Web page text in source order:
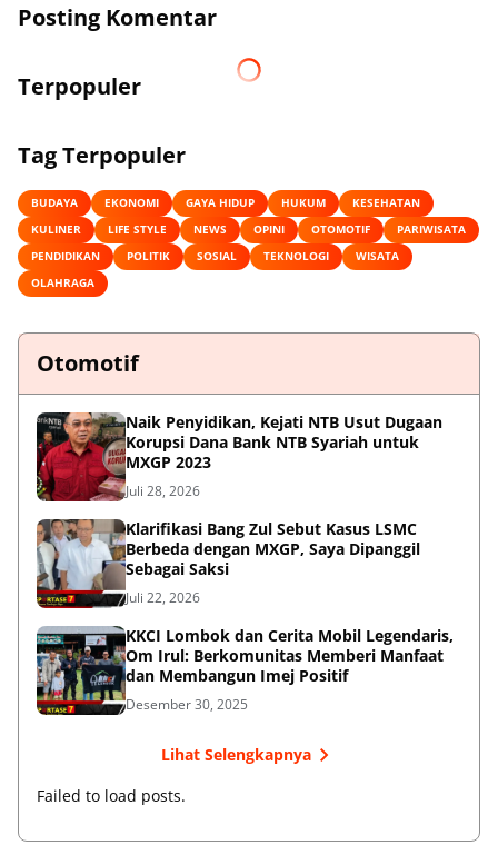
Posting Komentar
Terpopuler
Tag Terpopuler
BUDAYA EKONOMI GAYA HIDUP HUKUM
KESEHATAN
KULINER
LIFE STYLE NEWS OPINI OTOMOTIF
PARIWISATA
PENDIDIKAN
POLITIK SOSIAL TEKNOLOGI
WISATA
OLAHRAGA
Otomotif
Naik Penyidikan, Kejati NTB Usut Dugaan
Korupsi Dana Bank NTB Syariah untuk
MXGP 2023
Juli 28, 2026
Klarifikasi Bang Zul Sebut Kasus LSMC
Berbeda dengan MXGP, Saya Dipanggil
Sebagai Saksi
Juli 22, 2026
KKCI Lombok dan Cerita Mobil Legendaris,
Om Irul: Berkomunitas Memberi Manfaat
dan Membangun Imej Positif
Desember 30, 2025
Lihat Selengkapnya
Failed to load posts.